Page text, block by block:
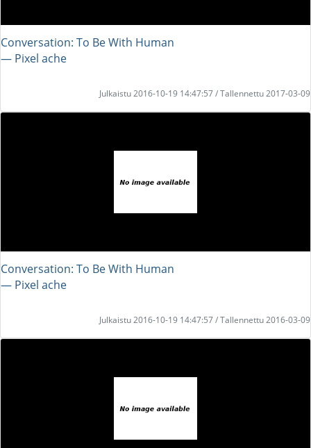
Conversation: To Be With Human
― Pixel ache
Julkaistu 2016-10-19 14:47:57 / Tallennettu 2017-03-09
Conversation: To Be With Human
― Pixel ache
Julkaistu 2016-10-19 14:47:57 / Tallennettu 2016-03-09